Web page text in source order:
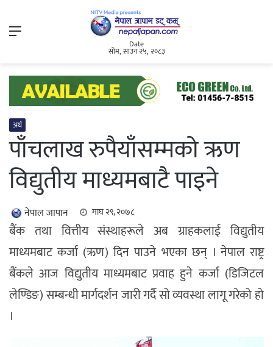
Menu
Date
सोम, साउन २५, २०८३
अर्थ
पाँचलाख रुपैयाँसम्मको ऋण
विद्युतीय माध्यमबाटै पाइने
नेपाल जापान माघ २९, २०७८
बैंक तथा वित्तीय संस्थाहरूले अब ग्राहकलाई विद्युतीय
माध्यमबाट कर्जा (ऋण) दिन पाउने भएका छन् । नेपाल राष्ट्र
बैंकले आज विद्युतीय माध्यमबाट प्रवाह हुने कर्जा (डिजिटल
लेण्डिङ) सम्बन्धी मार्गदर्शन जारी गर्दै सो व्यवस्था लागू गरेको हो
।